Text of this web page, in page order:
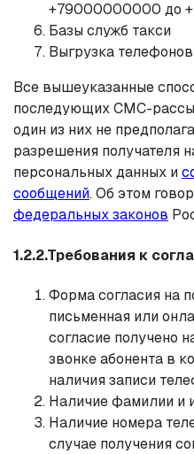
+79000000000 до
Базы служб такси
Выгрузка
Все вышеуказанные
последующих СМС-
один из них не
разрешения получателя
персональных данных и
сообщений. Об этом
федеральных законов
1.2.2.Требования к
Форма согласия на
письменная или
согласие получено
звонке абонента в
наличия записи
Наличие фамилии и
Наличие номера
случае получения